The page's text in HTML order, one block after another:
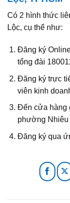
Có 2 hình thức
Lộc, cụ thể như:
Đăng ký
tổng đài
Đăng ký trực
viên kinh
Đến cửa hàng
phường Nhiêu
Đăng ký qua